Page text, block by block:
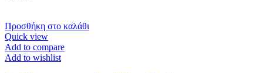
Προσθήκη στο καλάθι
Quick view
Add to compare
Add to wishlist